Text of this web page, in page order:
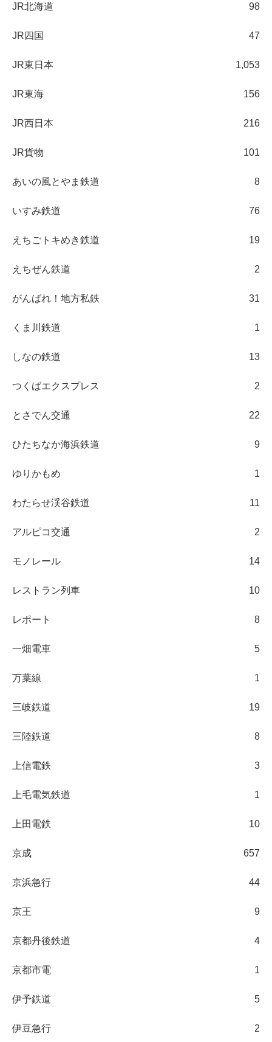
JR北海道 98
JR四国 47
JR東日本 1,053
JR東海 156
JR西日本 216
JR貨物 101
あいの風とやま鉄道 8
いすみ鉄道 76
えちごトキめき鉄道 19
えちぜん鉄道 2
がんばれ！地方私鉄 31
くま川鉄道 1
しなの鉄道 13
つくばエクスプレス 2
とさでん交通 22
ひたちなか海浜鉄道 9
ゆりかもめ 1
わたらせ渓谷鉄道 11
アルピコ交通 2
モノレール 14
レストラン列車 10
レポート 8
一畑電車 5
万葉線 1
三岐鉄道 19
三陸鉄道 8
上信電鉄 3
上毛電気鉄道 1
上田電鉄 10
京成 657
京浜急行 44
京王 9
京都丹後鉄道 4
京都市電 1
伊予鉄道 5
伊豆急行 2